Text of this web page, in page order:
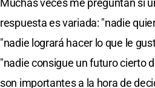
Muchas veces me preguntan si
respuesta es variada: "nadie
"nadie logrará hacer lo que le
"nadie consigue un futuro cierto
son importantes a la hora de